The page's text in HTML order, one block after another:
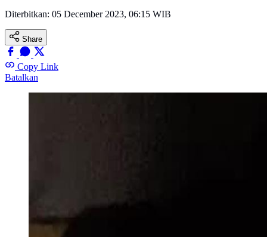
Diterbitkan: 05 December 2023, 06:15 WIB
Share
Copy Link
Batalkan